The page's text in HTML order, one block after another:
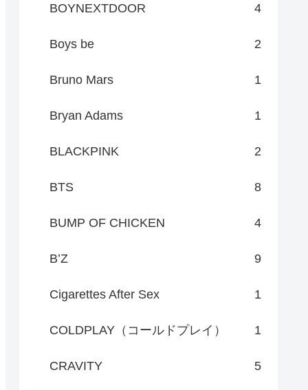
BOYNEXTDOOR 4
Boys be 2
Bruno Mars 1
Bryan Adams 1
BLACKPINK 2
BTS 8
BUMP OF CHICKEN 4
B’Z 9
Cigarettes After Sex 1
COLDPLAY（コールドプレイ） 1
CRAVITY 5